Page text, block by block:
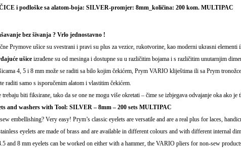
i podloške sa alatom-boja: SILVER-promjer: 8mm_količina: 200 kom. MULTIPAC
bez šivanja ? Vrlo jednostavno !
Prymove ušice su svestrani i pravi su plus za vezice, rukotvorine, kao moderni ukrasni elementi
ušiceizrađene su od mesinga i dostupne su u različitim bojama i s različitim unutarnjim
4, 5 i 8 mm može se raditi sa bilo kojim čekićem, Prym VARIO kliještima ili sa Prym
raditi samo s isporučenim alatom i vlastitim čekićem.
trebaju biti fiksirane, tako da se one ne mogu više okretati – čime se izbjegava odvajanje oka ako je
and washers with Tool: SILVER – 8mm – 200 sets MULTIPAC
embellishing? Very easy! Prym’s classic eyelets are versatile and are a real plus for laces,
eyelets are made of brass and are available in different colours and with different internal
and 8 mm eyelets can be worked on either with a hammer, the VARIO pliers for non-sew